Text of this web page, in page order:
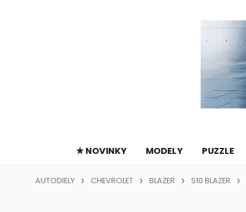
★ NOVINKY MODELY PUZZLE
AUTODIELY CHEVROLET BLAZER S10 BLAZER